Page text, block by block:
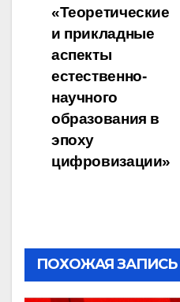
«Теоретические
и прикладные
аспекты
естественно-
научного
образования в
эпоху
цифровизации»
ПОХОЖАЯ ЗАПИСЬ